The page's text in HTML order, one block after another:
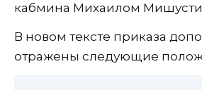
кабмина Михаилом
В новом тексте приказа
отражены следующие